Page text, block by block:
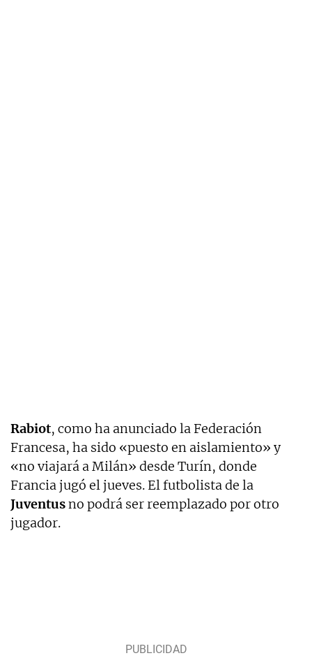
Rabiot, como ha anunciado la Federación
Francesa, ha sido «puesto en aislamiento» y
«no viajará a Milán» desde Turín, donde
Francia jugó el jueves. El futbolista de la
Juventusno podrá ser reemplazado por otro
jugador.